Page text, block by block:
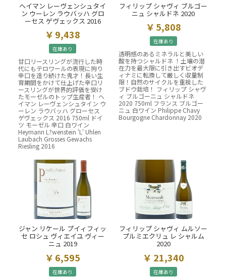
ヘイマン レーヴェンシュタイ
ン ウーレン ラウバッハ グロ
ーセス ゲヴェックス 2016
9,438
在庫あり
甘口リースリングが流行した時
代にもテロワールの表現に拘り
辛口を造り続けた鬼才！長い生
育期間をかけて仕上げた辛口リ
ースリングが世界的評価を受け
たモーゼルのトップ生産者！ ヘ
イマン レーヴェンシュタイン ウ
ーレン ラウバッハ グローセス
ゲヴェックス 2016 750ml ドイ
ツ モーゼル 辛口 白ワイン
Heymann L?wenstein 'L' Uhlen
Laubach Grosses Gewachs
Riesling 2016
フィリップ シャヴィ ブルゴー
ニュ シャルドネ 2020
5,808
在庫あり
透明感のあるミネラルと美しい
酸を持つシャルドネ ！土壌の潜
在力を最大限に引き出すビオデ
ィナミに転換して厳しく収量制
限！自然のサイクルを重視した
ブドウ栽培！ フィリップ シャヴ
ィ ブルゴーニュ シャルドネ
2020 750ml フランス ブルゴー
ニュ 白ワイン Philippe Chavy
Bourgogne Chardonnay 2020
ジャン リケール プイィフィッ
セ ロシュ ヴィエイユ ヴィー
ニュ 2019
6,595
在庫あり
フィリップ シャヴィ ムルソー
プルミエクリュ レ シャルム
2020
21,340
在庫あり